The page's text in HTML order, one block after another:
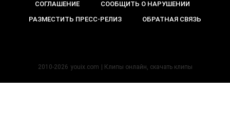
СОГЛАШЕНИЕ
СООБЩИТЬ О НАРУШЕНИИ
РАЗМЕСТИТЬ ПРЕСС-РЕЛИЗ
ОБРАТНАЯ СВЯЗЬ
2010-2026 youix.com | Клипы онлайн, cкачать клипы